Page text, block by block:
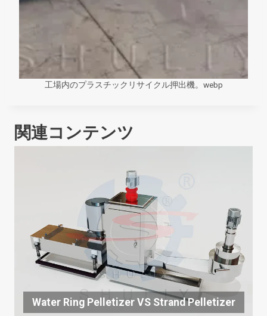
工場内のプラスチックリサイクル押出機。webp
関連コンテンツ
Water Ring Pelletizer VS Strand Pelletizer